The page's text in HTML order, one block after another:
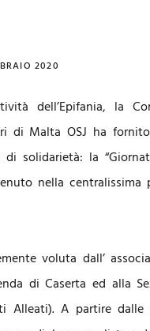
2020
dell’Epifania, la
di Malta OSJ ha
solidarietà: la
nella
voluta dall’
di Caserta ed alla
Alleati). A partire